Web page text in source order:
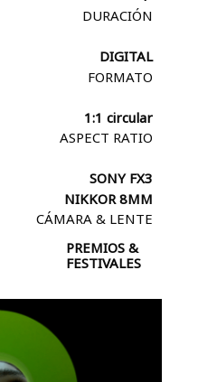
DURACIÓN
DIGITAL
FORMATO
1:1 circular
ASPECT RATIO
SONY FX3
NIKKOR 8MM
CÁMARA & LENTE
PREMIOS &
FESTIVALES